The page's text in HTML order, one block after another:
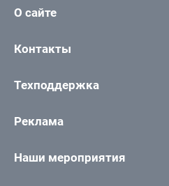
О сайте
Контакты
Техподдержка
Реклама
Наши мероприятия